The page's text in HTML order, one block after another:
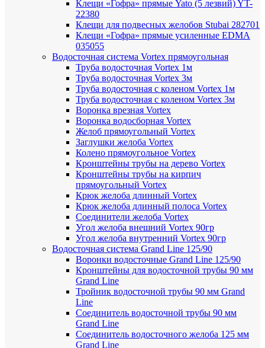
Клещи «Гофра» прямые Yato (5 лезвий) YT-
22380
Клещи для подвесных желобов Stubai 282701
Клещи «Гофра» прямые усиленные EDMA
035055
Водосточная система Vortex прямоугольная
Труба водосточная Vortex 1м
Труба водосточная Vortex 3м
Труба водосточная с коленом Vortex 1м
Труба водосточная с коленом Vortex 3м
Воронка врезная Vortex
Воронка водосборная Vortex
Желоб прямоугольный Vortex
Заглушки желоба Vortex
Колено прямоугольное Vortex
Кронштейны трубы на дерево Vortex
Кронштейны трубы на кирпич
прямоугольный Vortex
Крюк желоба длинный Vortex
Крюк желоба длинный полоса Vortex
Соединители желоба Vortex
Угол желоба внешний Vortex 90гр
Угол желоба внутренний Vortex 90гр
Водосточная система Grand Line 125/90
Воронки водосточные Grand Line 125/90
Кронштейны для водосточной трубы 90 мм
Grand Line
Тройник водосточной трубы 90 мм Grand
Line
Соединитель водосточной трубы 90 мм
Grand Line
Соединитель водосточного желоба 125 мм
Grand Line